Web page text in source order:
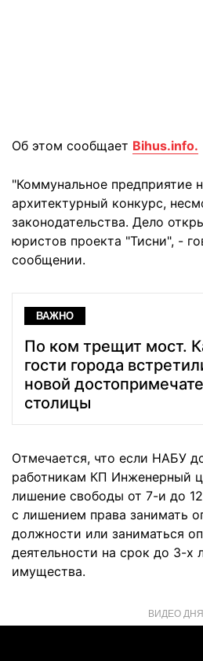
Об этом сообщает Bihus.info.
"Коммунальное предприятие
архитектурный конкурс,
законодательства. Дело
юристов проекта "Тисни", -
сообщении.
ВАЖНО
По ком трещит мост.
гости города
новой
столицы
Отмечается, что если НАБУ
работникам КП Инженерный
лишение свободы от 7-и до
с лишением права занимать
должности или заниматься
деятельности на срок до 3-х
имущества.
ВИДЕО ДНЯ